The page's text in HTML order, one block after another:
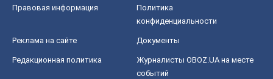
Правовая информация
Политика
конфиденциальности
Реклама на сайте Документы
Редакционная политика
Журналисты OBOZ.UA на месте
событий